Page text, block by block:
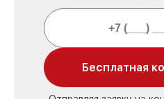
Бесплатная